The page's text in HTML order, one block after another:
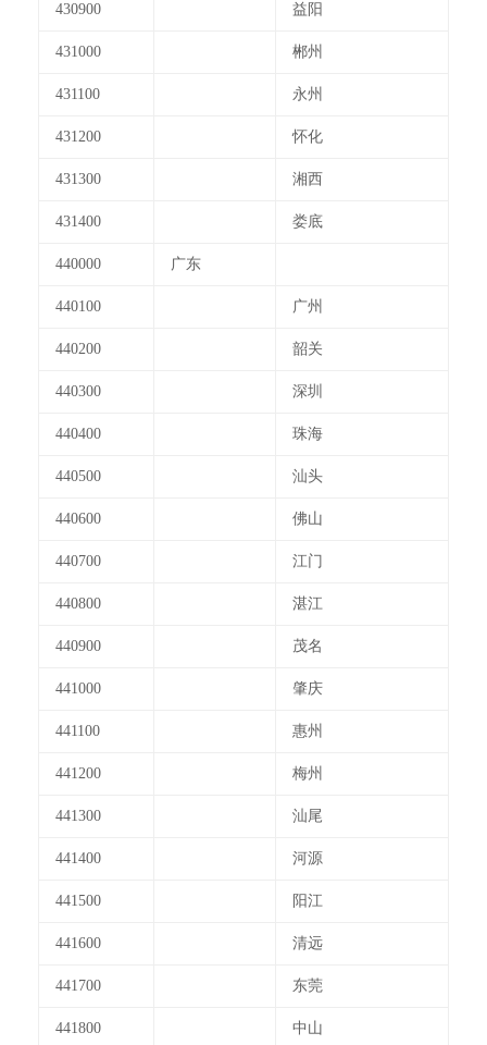
430900 益阳
431000 郴州
431100 永州
431200 怀化
431300 湘西
431400 娄底
440000 广东
440100 广州
440200 韶关
440300 深圳
440400 珠海
440500 汕头
440600 佛山
440700 江门
440800 湛江
440900 茂名
441000 肇庆
441100 惠州
441200 梅州
441300 汕尾
441400 河源
441500 阳江
441600 清远
441700 东莞
441800 中山